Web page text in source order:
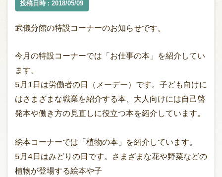
投稿日時 : 2018/05/09
武儀分館の特設コーナーのお知らせです。
今月の特設コーナーでは「お仕事の本」を紹介してい
ます。
5月1日は労働者の日（メーデー）です。子ども向けに
はさまざまな職業を紹介する本、大人向けには自己啓
発本や働き方の見直しに役立つ本を紹介しています。
絵本コーナーでは「植物の本」を紹介しています。
5月4日はみどりの日です。さまざまな花や野菜などの
植物が登場する絵本や子